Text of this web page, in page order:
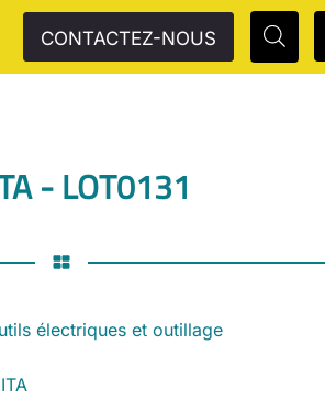
CONTACTEZ-NOUS
- LOT0131
électriques et outillage